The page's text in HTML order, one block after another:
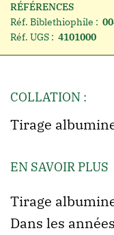
RÉFÉRENCES
Réf. Biblethiophile :
Réf. UGS : 4101000
COLLATION :
Tirage
EN SAVOIR PLUS
Tirage
Dans les